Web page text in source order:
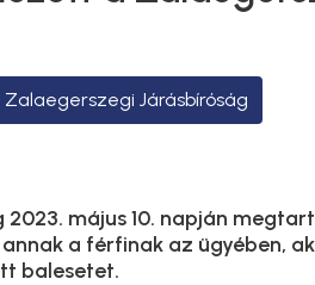
Zalaegerszegi Járásbíróság
május 10. napján
a férfinak az ügyében,
balesetet.